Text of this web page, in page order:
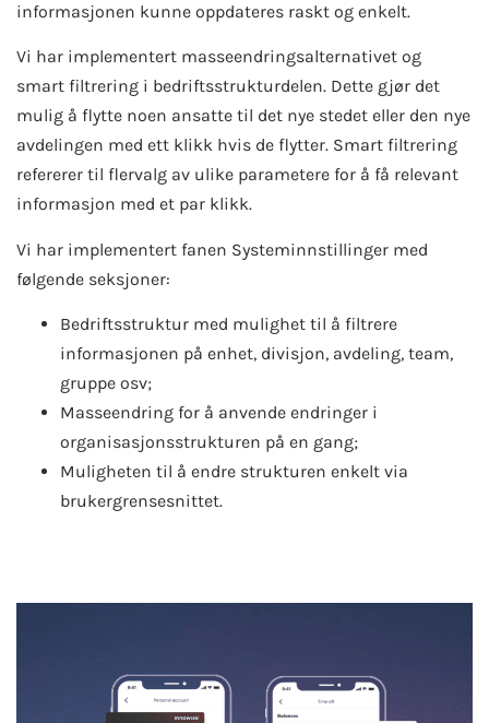
informasjonen kunne oppdateres raskt og enkelt.
Vi har implementert masseendringsalternativet og
smart filtrering i bedriftsstrukturdelen. Dette gjør det
mulig å flytte noen ansatte til det nye stedet eller den nye
avdelingen med ett klikk hvis de flytter. Smart filtrering
refererer til flervalg av ulike parametere for å få relevant
informasjon med et par klikk.
Vi har implementert fanen Systeminnstillinger med
følgende seksjoner:
Bedriftsstruktur med mulighet til å filtrere
informasjonen på enhet, divisjon, avdeling, team,
gruppe osv;
Masseendring for å anvende endringer i
organisasjonsstrukturen på en gang;
Muligheten til å endre strukturen enkelt via
brukergrensesnittet.